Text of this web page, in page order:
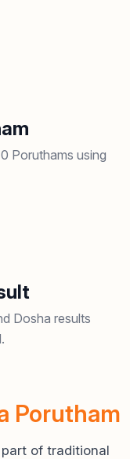
Poruthams using
Dosha results
Porutham
of traditional